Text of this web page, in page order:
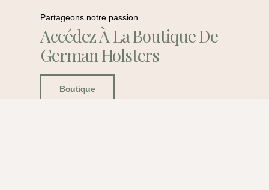
Partageons notre passion
Accédez À La Boutique De
German Holsters
Boutique